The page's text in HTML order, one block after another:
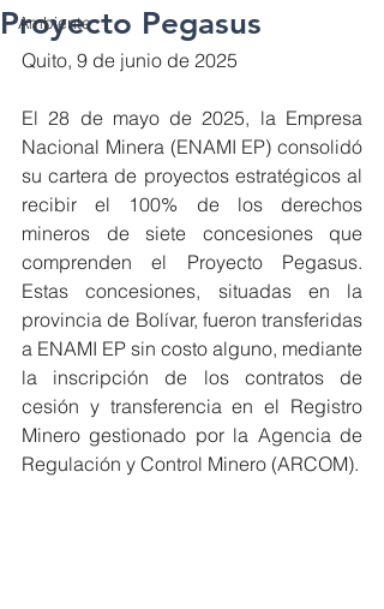
Ambiente
Proyecto Pegasus
Quito, 9 de junio de 2025
El 28 de mayo de 2025, la Empresa
Nacional Minera (ENAMI EP) consolidó
su cartera de proyectos estratégicos al
recibir el 100% de los derechos
mineros de siete concesiones que
comprenden el Proyecto Pegasus.
Estas concesiones, situadas en la
provincia de Bolívar, fueron transferidas
a ENAMI EP sin costo alguno, mediante
la inscripción de los contratos de
cesión y transferencia en el Registro
Minero gestionado por la Agencia de
Regulación y Control Minero (ARCOM).